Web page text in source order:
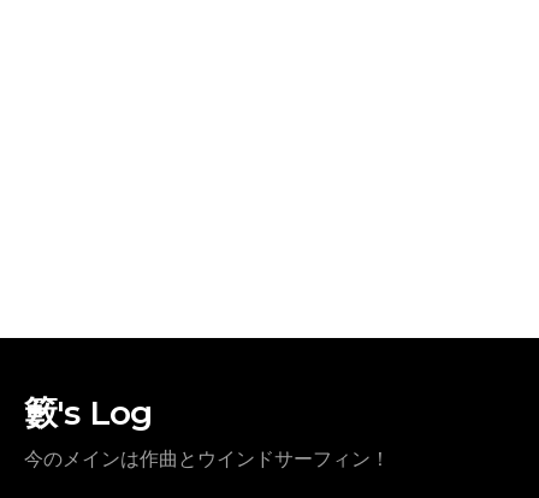
籔's Log
今のメインは作曲とウインドサーフィン！